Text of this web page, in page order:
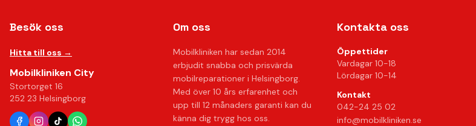
Besök oss
Hitta till oss →
Mobilkliniken City
Stortorget 16
252 23 Helsingborg
Om oss
Mobilkliniken har sedan 2014
erbjudit snabba och prisvärda
mobilreparationer i Helsingborg.
Med över 10 års erfarenhet och
upp till 12 månaders garanti kan du
känna dig trygg hos oss.
Kontakta oss
Öppettider
Vardagar 10-18
Lördagar 10-14
Kontakt
042-24 25 02
info@mobilkliniken.se